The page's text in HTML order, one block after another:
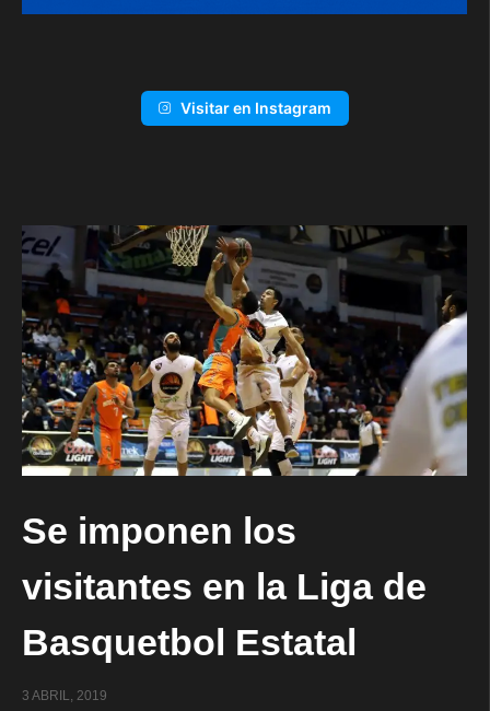
Visitar en Instagram
Se imponen los
visitantes en la Liga de
Basquetbol Estatal
3 ABRIL, 2019